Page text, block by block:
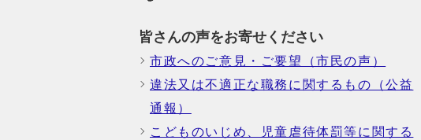
皆さんの声をお寄せください
市政へのご意見・ご要望（市民の声）
違法又は不適正な職務に関するもの（公益
通報）
こどものいじめ、児童虐待体罰等に関する